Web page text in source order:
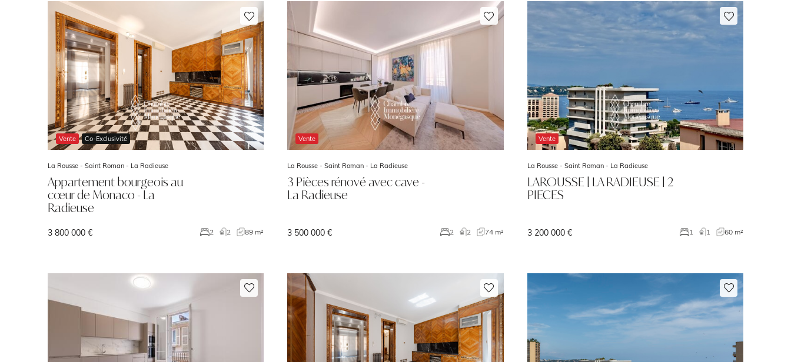
Vente Co-Exclusivité
La Rousse - Saint Roman - La Radieuse
Appartement bourgeois au
cœur de Monaco - La
Radieuse
3 800 000 € 2 2 89 m²
Vente
La Rousse - Saint Roman - La Radieuse
3 Pièces rénové avec cave -
La Radieuse
3 500 000 € 2 2 74 m²
Vente
La Rousse - Saint Roman - La Radieuse
LAROUSSE | LA RADIEUSE | 2
PIECES
3 200 000 € 1 1 60 m²